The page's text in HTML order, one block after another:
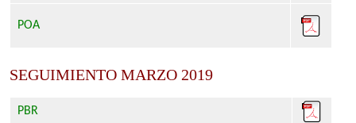
POA
SEGUIMIENTO MARZO 2019
PBR